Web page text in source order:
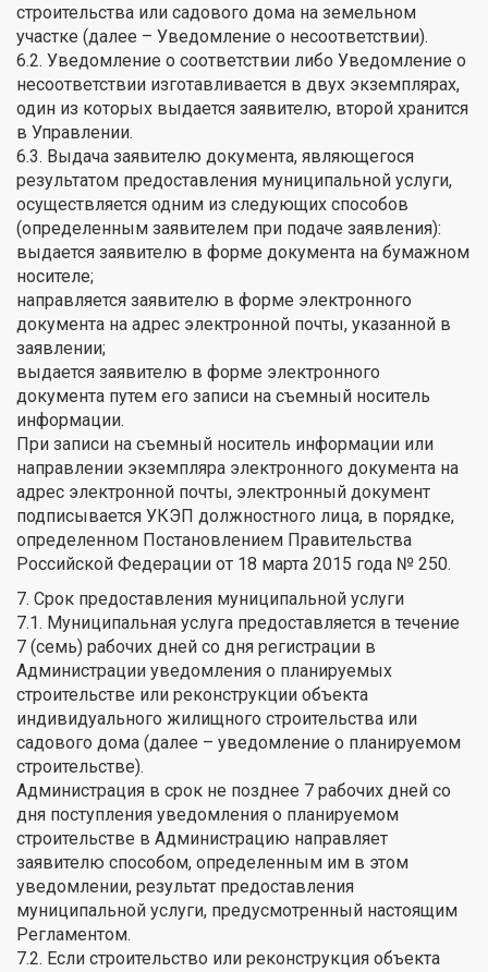
строительства или садового дома на земельном
участке (далее – Уведомление о несоответствии).
6.2. Уведомление о соответствии либо Уведомление о
несоответствии изготавливается в двух экземплярах,
один из которых выдается заявителю, второй хранится
в Управлении.
6.3. Выдача заявителю документа, являющегося
результатом предоставления муниципальной услуги,
осуществляется одним из следующих способов
(определенным заявителем при подаче заявления):
выдается заявителю в форме документа на бумажном
носителе;
направляется заявителю в форме электронного
документа на адрес электронной почты, указанной в
заявлении;
выдается заявителю в форме электронного
документа путем его записи на съемный носитель
информации.
При записи на съемный носитель информации или
направлении экземпляра электронного документа на
адрес электронной почты, электронный документ
подписывается УКЭП должностного лица, в порядке,
определенном Постановлением Правительства
Российской Федерации от 18 марта 2015 года № 250.
7. Срок предоставления муниципальной услуги
7.1. Муниципальная услуга предоставляется в течение
7 (семь) рабочих дней со дня регистрации в
Администрации уведомления о планируемых
строительстве или реконструкции объекта
индивидуального жилищного строительства или
садового дома (далее – уведомление о планируемом
строительстве).
Администрация в срок не позднее 7 рабочих дней со
дня поступления уведомления о планируемом
строительстве в Администрацию направляет
заявителю способом, определенным им в этом
уведомлении, результат предоставления
муниципальной услуги, предусмотренный настоящим
Регламентом.
7.2. Если строительство или реконструкция объекта